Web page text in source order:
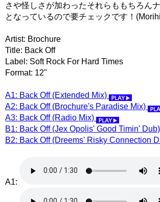
さや怪しさが加わったそれらももちろん
となっているので要チェックです！
Artist: Brochure
Title: Back Off
Label: Soft Rock For Hard Times
Format: 12"
A1: Back Off (Extended Mix)
A2: Back Off (Brochure's Paradise Mix)
A3: Back Off (Radio Mix)
B1: Back Off (Jex Opolis' Good Timin' Dub)
B2: Back Off (Dreems' Risky Connection
A1: